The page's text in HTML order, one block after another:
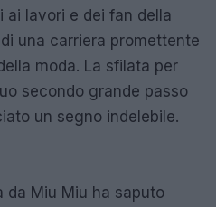
ai lavori e dei fan della
una carriera promettente
moda. La sfilata per
secondo grande passo
un segno indelebile.
da Miu Miu ha saputo